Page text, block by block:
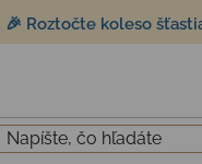
🎉 Roztočte koleso